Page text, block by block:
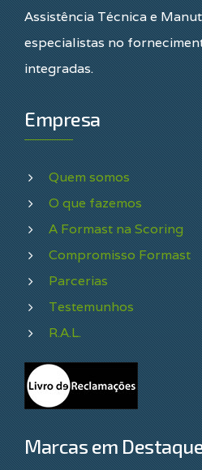
Assistência Técnica e
especialistas no
integradas.
Empresa
Quem somos
O que fazemos
A Formast na Scoring
Compromisso Formast
Parcerias
Testemunhos
R.A.L.
Marcas em